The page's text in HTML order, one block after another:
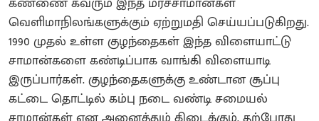
வெளிமாநிலங்களுக்கும் ஏற்றுமதி செய்யப்படுகிறது.
1990 முதல் உள்ள குழந்தைகள் இந்த விளையாட்டு
சாமான்களை கண்டிப்பாக வாங்கி விளையாடி
இருப்பார்கள். குழந்தைகளுக்கு உண்டான சூப்பு
கட்டை தொட்டில் கம்பு நடை வண்டி சமையல்